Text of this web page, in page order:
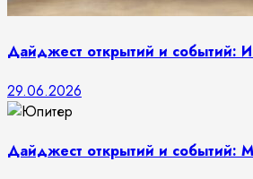
Дайджест открытий и событий:
29.06.2026
Дайджест открытий и событий: